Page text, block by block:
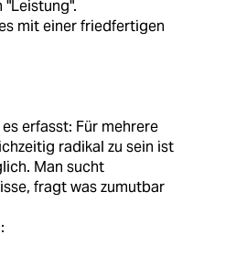
"Leistung".
mit einer friedfertigen
erfasst: Für mehrere
radikal zu sein ist
Man sucht
fragt was zumutbar